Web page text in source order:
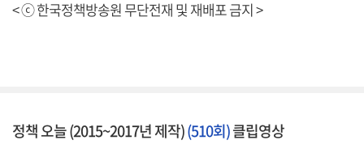
< ⓒ 한국정책방송원 무단전재 및 재배포 금지 >
정책 오늘 (2015~2017년 제작)(510회)클립영상